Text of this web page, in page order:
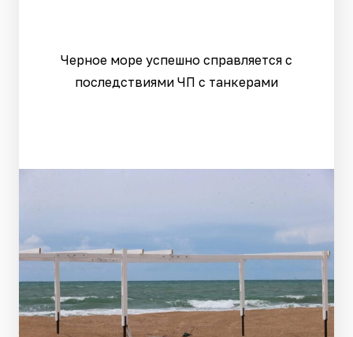
Черное море успешно справляется с
последствиями ЧП с танкерами